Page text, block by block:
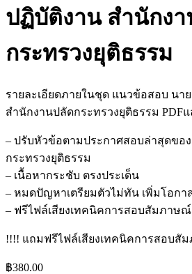
ปฏิบัติงาน สำนักง
กระทรวงยุติธรรม
รายละเอียดภายในชุด แนวข้อสอบ นา
สำนักงานปลัดกระทรวงยุติธรรม PDF
– ปรับหัวข้อตามประกาศสอบล่าสุดขอ
กระทรวงยุติธรรม
– เนื้อหากระชับ ตรงประเด็น
– หมดปัญหาเตรียมตัวไม่ทัน เพิ่มโอกา
– ฟรีไฟล์เสียงเทคนิคการสอบสัมภาษณ์
!!!! แถมฟรีไฟล์เสียงเทคนิคการสอบสั
฿380.00